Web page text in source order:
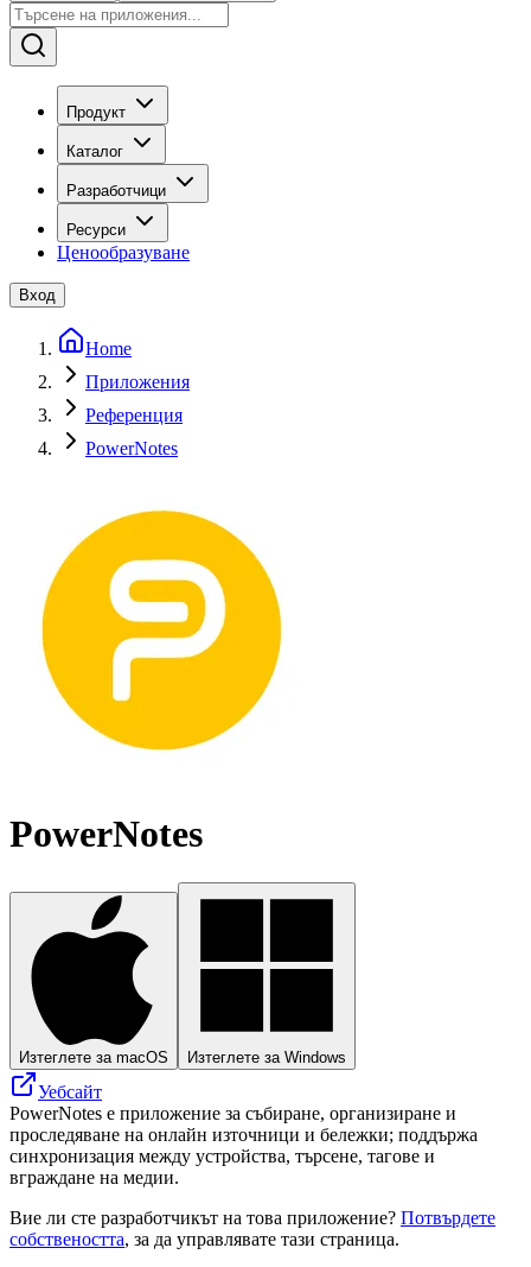
Продукт
Каталог
Разработчици
Ресурси
Ценообразуване
Вход
Home
Приложения
Референция
PowerNotes
PowerNotes
Изтеглете за macOS Изтеглете за Windows
Уебсайт
PowerNotes е приложение за събиране, организиране и
проследяване на онлайн източници и бележки; поддържа
синхронизация между устройства, търсене, тагове и
вграждане на медии.
Вие ли сте разработчикът на това приложение? Потвърдете
собствеността, за да управлявате тази страница.